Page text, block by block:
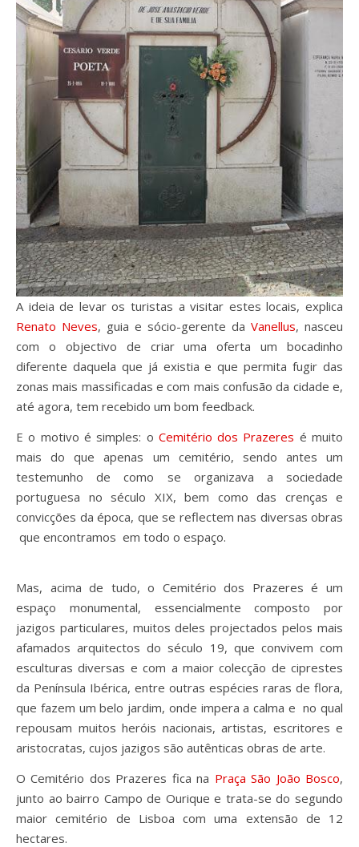
A ideia de levar os turistas a visitar estes locais, explica
Renato Neves, guia e sócio-gerente da Vanellus, nasceu
com o objectivo de criar uma oferta um bocadinho
diferente daquela que já existia e que permita fugir das
zonas mais massificadas e com mais confusão da cidade e,
até agora, tem recebido um bom feedback.
E o motivo é simples: o Cemitério dos Prazeres é muito
mais do que apenas um cemitério, sendo antes um
testemunho de como se organizava a sociedade
portuguesa no século XIX, bem como das crenças e
convicções da época, que se reflectem nas diversas obras
que encontramos em todo o espaço.
Mas, acima de tudo, o Cemitério dos Prazeres é um
espaço monumental, essencialmente composto por
jazigos particulares, muitos deles projectados pelos mais
afamados arquitectos do século 19, que convivem com
esculturas diversas e com a maior colecção de ciprestes
da Península Ibérica, entre outras espécies raras de flora,
que fazem um belo jardim, onde impera a calma e no qual
repousam muitos heróis nacionais, artistas, escritores e
aristocratas, cujos jazigos são autênticas obras de arte.
O Cemitério dos Prazeres fica na Praça São João Bosco,
junto ao bairro Campo de Ourique e trata-se do segundo
maior cemitério de Lisboa com uma extensão de 12
hectares.